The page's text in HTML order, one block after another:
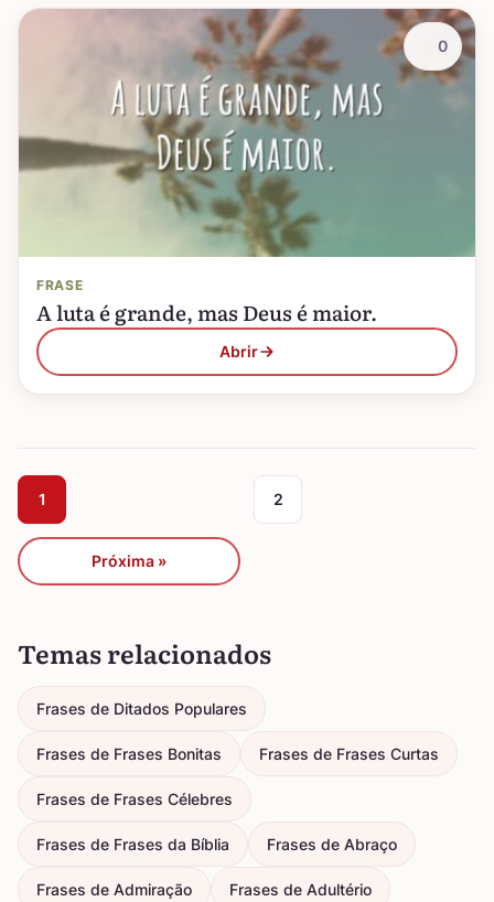
FRASE
A luta é grande, mas Deus é maior.
Abrir
0
1 2
Próxima »
Temas relacionados
Frases de Ditados Populares
Frases de Frases Bonitas Frases de Frases Curtas
Frases de Frases Célebres
Frases de Frases da Bíblia Frases de Abraço
Frases de Admiração Frases de Adultério